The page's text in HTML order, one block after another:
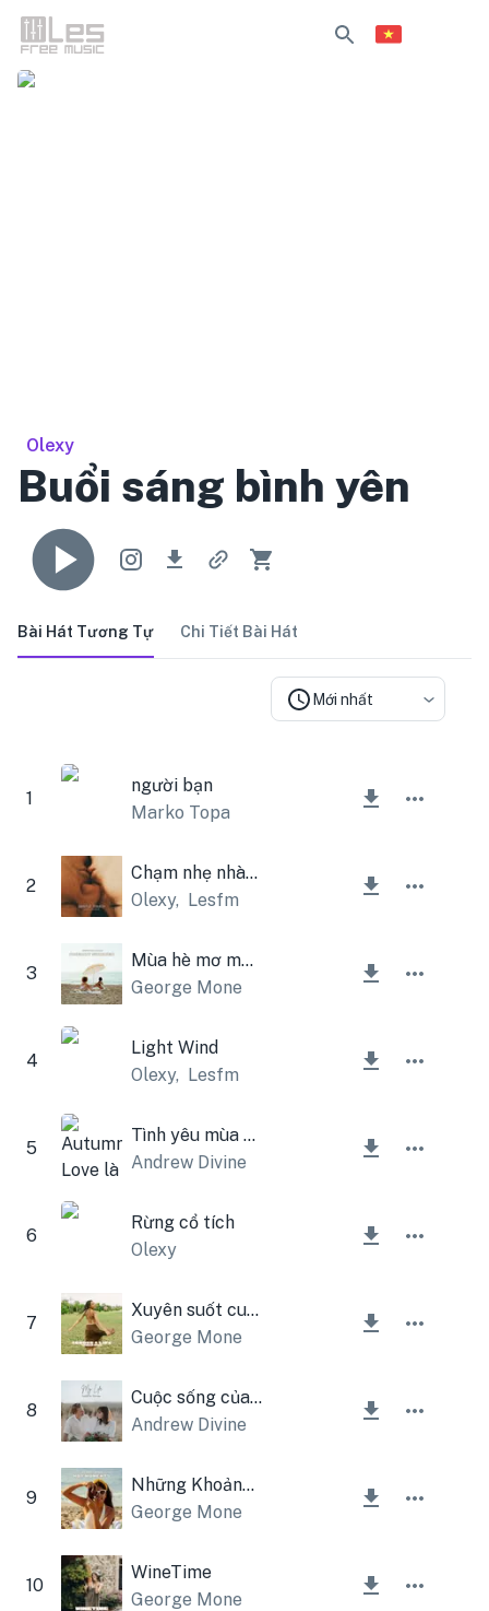
Olexy
Buổi sáng bình yên
Bài Hát Tương Tự Chi Tiết Bài Hát
Mới nhất
1
người bạn
Marko Topa
2
Chạm nhẹ nhàng
Olexy, Lesfm
3
Mùa hè mơ mộng
George Mone
4
Light Wind
Olexy, Lesfm
5
Tình yêu mùa thu
Andrew Divine
6
Rừng cổ tích
Olexy
7
Xuyên suốt cuộc đời
George Mone
8
Cuộc sống của tôi
Andrew Divine
9
Những Khoảnh Khắc Nóng Bỏng
George Mone
10
WineTime
George Mone